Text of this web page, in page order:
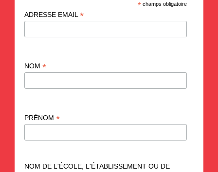
* champs obligatoire
ADRESSE EMAIL *
NOM *
PRÉNOM *
NOM DE L'ÉCOLE, L'ÉTABLISSEMENT OU DE